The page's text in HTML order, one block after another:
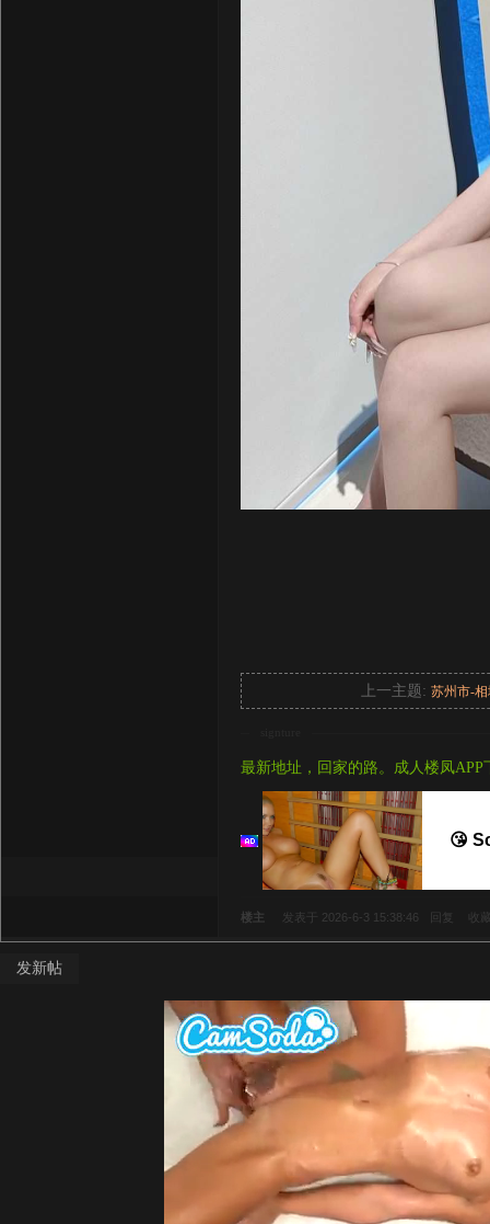
上一主题:苏州市-
最新地址，回家的路。成人楼凤APP
😘
楼主 发表于 2026-6-3 15:38:46 回复 收
发新帖